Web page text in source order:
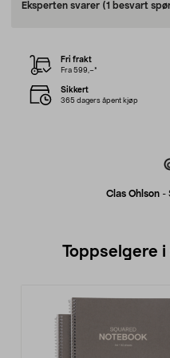
Eksperten svarer (1 besvart
Clas Ohlson-
Fri frakt
Fra 599,–*
Sikkert
365 dagers åpent kjøp
Toppselgere